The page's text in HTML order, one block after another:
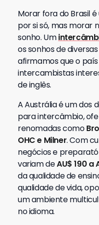
Morar fora do Brasil
por si só, mas morar
sonho. Um
os sonhos de
afirmamos que o
intercambistas
de inglês.
A Austrália é um dos
para intercâmbio,
renomadas como
OHC e Milner. Com
negócios e
variam deAU$ 190 a
da qualidade de
qualidade de vida,
um ambiente
no idioma.